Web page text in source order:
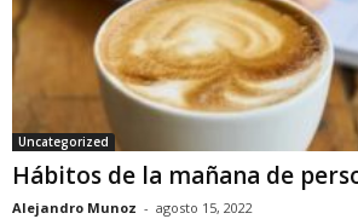
Uncategorized
Hábitos de la mañana de
Alejandro Munoz - agosto 15, 2022